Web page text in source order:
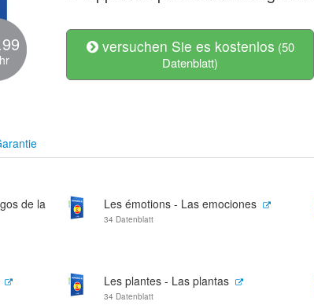
versuchen Sie es kostenlos (50
Datenblatt)
de la
Les émotions - Las emociones
34 Datenblatt
Les plantes - Las plantas
34 Datenblatt